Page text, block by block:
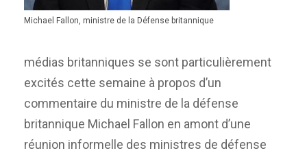
Michael Fallon, ministre de la Défense britannique
médias britanniques se sont particulièrement
excités cette semaine à propos d’un
commentaire du ministre de la défense
britannique Michael Fallon en amont d’une
réunion informelle des ministres de défense